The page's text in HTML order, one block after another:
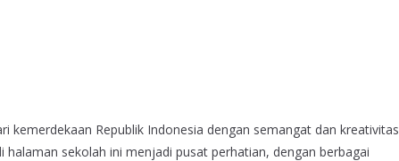
kemerdekaan Republik Indonesia dengan semangat dan kreativitas
sekolah ini menjadi pusat perhatian, dengan berbagai